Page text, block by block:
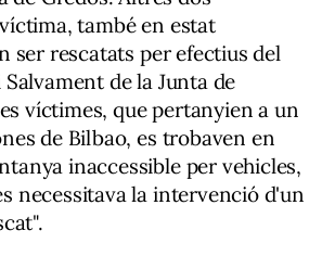
també en estat
ser rescatats per efectius del
de la Junta de
víctimes, que pertanyien a un
de Bilbao, es trobaven en
inaccessible per vehicles,
necessitava la intervenció d'un